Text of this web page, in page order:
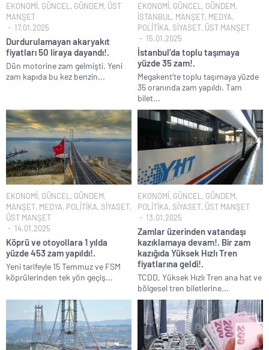
EKONOMİ, GÜNCEL , GÜNDEM, ÜST
MANŞET
17.01.2025
Durdurulamayan akaryakıt
fiyatları 50 liraya dayandı!.
Dün motorine zam gelmişti. Yeni
zam kapıda bu kez benzin...
EKONOMİ, GÜNCEL , GÜNDEM,
İSTANBUL , MANŞET, MEDYA,
POLİTİKA, SİYASET, ÜST MANŞET
15.01.2025
İstanbul’da toplu taşımaya
yüzde 35 zam!.
Megakent’te toplu taşımaya yüzde
35 oranında zam yapıldı. Tam
bilet...
EKONOMİ, GÜNCEL , GÜNDEM,
MANŞET, MEDYA, POLİTİKA, SİYASET,
ÜST MANŞET
14.01.2025
Köprü ve otoyollara 1 yılda
yüzde 453 zam yapıldı!.
Yeni tarifeyle 15 Temmuz ve FSM
köprülerinden tek yön geçiş...
EKONOMİ, GÜNCEL , GÜNDEM,
POLİTİKA, SİYASET, ÜST MANŞET
13.01.2025
Zamlar üzerinden vatandaşı
kazıklamaya devam!. Bir zam
kazığıda Yüksek Hızlı Tren
fiyatlarına geldi!.
TCDD, Yüksek Hızlı Tren ana hat ve
bölgesel tren biletlerine...